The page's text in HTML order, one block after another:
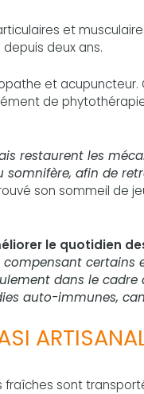
et
deux ans.
et acupuncteur.
de
restaurent les
somnifère, afin de
son sommeil de
le quotidien
certains
dans le cadre
auto-immunes,
fraîches sont